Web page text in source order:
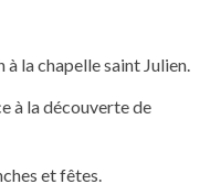
à la chapelle saint Julien.
à la découverte de
et fêtes.